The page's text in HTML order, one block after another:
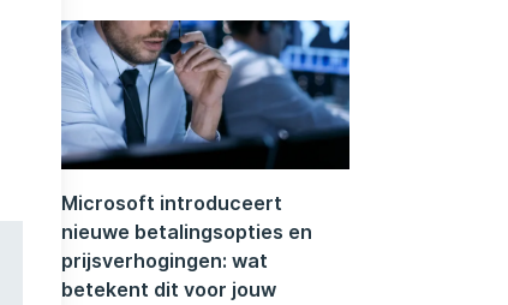
Microsoft introduceert
nieuwe betalingsopties en
prijsverhogingen: wat
betekent dit voor jouw